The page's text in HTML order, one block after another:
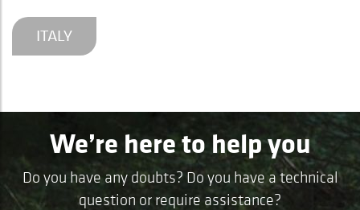
ITALY
We’re here to help you
Do you have any doubts? Do you have a technical
question or require assistance?